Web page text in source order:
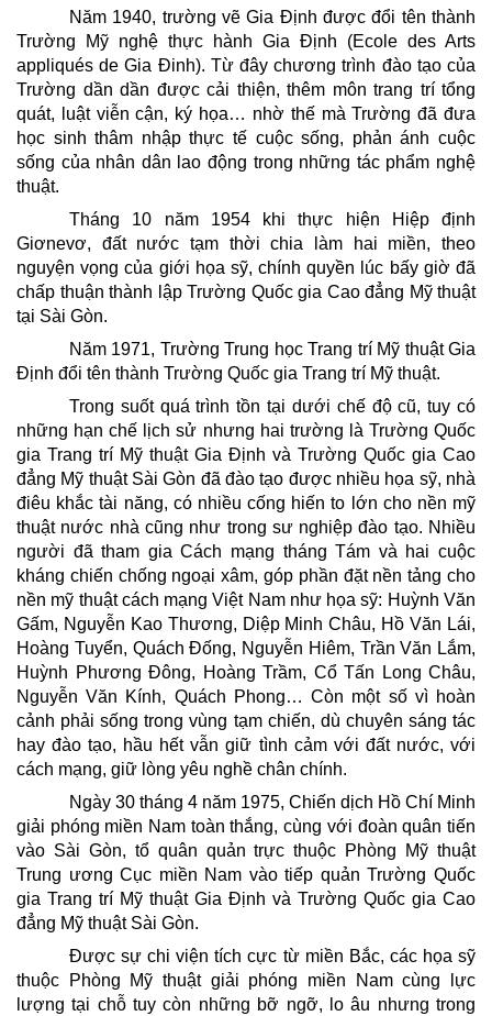
Năm 1940, trường vẽ Gia Định được đổi tên thành
Trường Mỹ nghệ thực hành Gia Định (Ecole des Arts
appliqués de Gia Đinh). Từ đây chương trình đào tạo của
Trường dần dần được cải thiện, thêm môn trang trí tổng
quát, luật viễn cận, ký họa… nhờ thế mà Trường đã đưa
học sinh thâm nhập thực tế cuộc sống, phản ánh cuộc
sống của nhân dân lao động trong những tác phẩm nghệ
thuật.
Tháng 10 năm 1954 khi thực hiện Hiệp định
Giơnevơ, đất nước tạm thời chia làm hai miền, theo
nguyện vọng của giới họa sỹ, chính quyền lúc bấy giờ đã
chấp thuận thành lập Trường Quốc gia Cao đẳng Mỹ thuật
tại Sài Gòn.
Năm 1971, Trường Trung học Trang trí Mỹ thuật Gia
Định đổi tên thành Trường Quốc gia Trang trí Mỹ thuật.
Trong suốt quá trình tồn tại dưới chế độ cũ, tuy có
những hạn chế lịch sử nhưng hai trường là Trường Quốc
gia Trang trí Mỹ thuật Gia Định và Trường Quốc gia Cao
đẳng Mỹ thuật Sài Gòn đã đào tạo được nhiều họa sỹ, nhà
điêu khắc tài năng, có nhiều cống hiến to lớn cho nền mỹ
thuật nước nhà cũng như trong sư nghiệp đào tạo. Nhiều
người đã tham gia Cách mạng tháng Tám và hai cuộc
kháng chiến chống ngoại xâm, góp phần đặt nền tảng cho
nền mỹ thuật cách mạng Việt Nam như họa sỹ: Huỳnh Văn
Gấm, Nguyễn Kao Thương, Diệp Minh Châu, Hồ Văn Lái,
Hoàng Tuyển, Quách Đống, Nguyễn Hiêm, Trần Văn Lắm,
Huỳnh Phương Đông, Hoàng Trầm, Cổ Tấn Long Châu,
Nguyễn Văn Kính, Quách Phong… Còn một số vì hoàn
cảnh phải sống trong vùng tạm chiến, dù chuyên sáng tác
hay đào tạo, hầu hết vẫn giữ tình cảm với đất nước, với
cách mạng, giữ lòng yêu nghề chân chính.
Ngày 30 tháng 4 năm 1975, Chiến dịch Hồ Chí Minh
giải phóng miền Nam toàn thắng, cùng với đoàn quân tiến
vào Sài Gòn, tổ quân quản trực thuộc Phòng Mỹ thuật
Trung ương Cục miền Nam vào tiếp quản Trường Quốc
gia Trang trí Mỹ thuật Gia Định và Trường Quốc gia Cao
đẳng Mỹ thuật Sài Gòn.
Được sự chi viện tích cực từ miền Bắc, các họa sỹ
thuộc Phòng Mỹ thuật giải phóng miền Nam cùng lực
lượng tại chỗ tuy còn những bỡ ngỡ, lo âu nhưng trong